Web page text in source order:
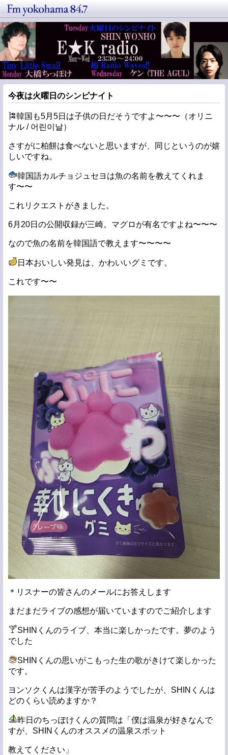
今夜は火曜日のシンピナイト
🎏韓国も5月5日は子供の日だそうですよ〜〜〜（オリニ
ナル / 어린이날）
さすがに柏餅は食べないと思いますが、同じというのが嬉
しいですね。
韓国語カルチョジュセヨは魚の名前を教えてくれま
す〜〜
これリクエストがきました。
6月20日の公開収録が三崎。マグロが有名ですよね〜〜〜
なので魚の名前を韓国語で教えます〜〜〜〜
日本おいしい発見は、かわいいグミです。
これです〜〜
＊リスナーの皆さんのメールにお答えします
まだまだライブの感想が届いていますのでご紹介します
SHINくんのライブ、本当に楽しかったです。夢のよう
でした
SHINくんの思いがこもった生の歌がきけて楽しかった
です。
ヨンソクくんは漢字が苦手のようでしたが、SHINくんは
どのくらい読めますか？
昨日のちっぽけくんの質問は「僕は温泉が好きなんで
すが、SHINくんのオススメの温泉スポット
教えてください」